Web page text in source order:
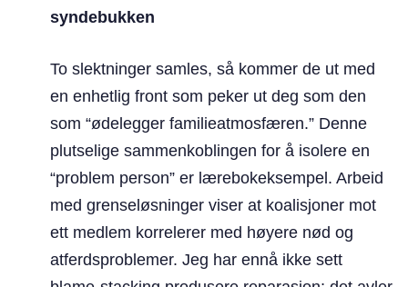
syndebukken
To slektninger samles, så kommer de ut med
en enhetlig front som peker ut deg som den
som “ødelegger familieatmosfæren.” Denne
plutselige sammenkoblingen for å isolere en
“problem person” er lærebokeksempel. Arbeid
med grenseløsninger viser at koalisjoner mot
ett medlem korrelerer med høyere nød og
atferdsproblemer. Jeg har ennå ikke sett